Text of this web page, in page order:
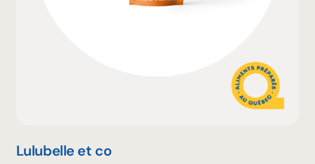
Lulubelle et co